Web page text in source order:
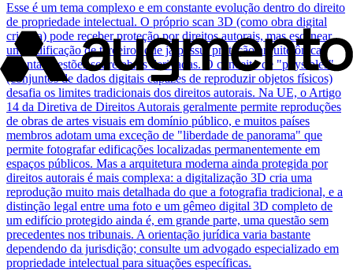
Esse é um tema complexo e em constante evolução dentro do direito
de propriedade intelectual. O próprio scan 3D (como obra digital
criativa) pode receber proteção por direitos autorais, mas escanear
uma edificação de terceiros que já possui proteção arquitetônica
levanta questões sobre obras derivadas. O conceito de "physibles"
(conjuntos de dados digitais capazes de reproduzir objetos físicos)
desafia os limites tradicionais dos direitos autorais. Na UE, o Artigo
14 da Diretiva de Direitos Autorais geralmente permite reproduções
de obras de artes visuais em domínio público, e muitos países
membros adotam uma exceção de "liberdade de panorama" que
permite fotografar edificações localizadas permanentemente em
espaços públicos. Mas a arquitetura moderna ainda protegida por
direitos autorais é mais complexa: a digitalização 3D cria uma
reprodução muito mais detalhada do que a fotografia tradicional, e a
distinção legal entre uma foto e um gêmeo digital 3D completo de
um edifício protegido ainda é, em grande parte, uma questão sem
precedentes nos tribunais. A orientação jurídica varia bastante
dependendo da jurisdição; consulte um advogado especializado em
propriedade intelectual para situações específicas.